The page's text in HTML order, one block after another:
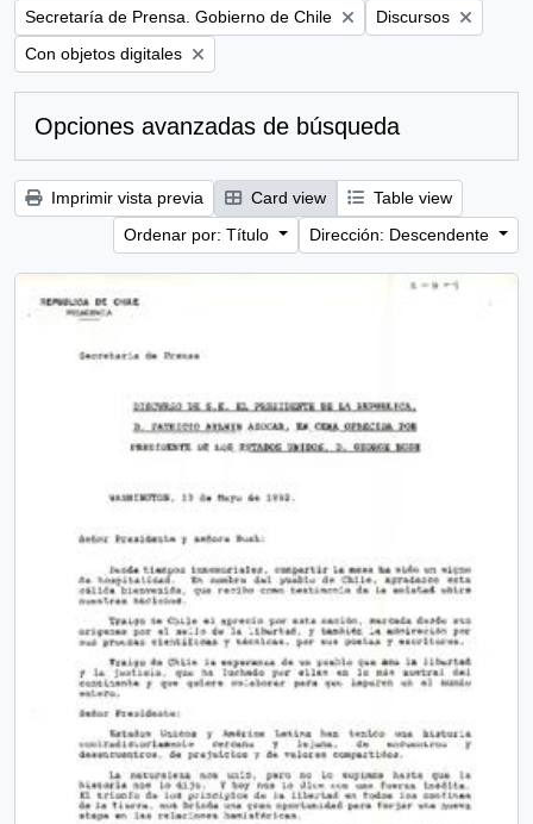
Remove filter:
Secretaría de Prensa. Gobierno de Chile Remove filter:
Discursos
Remove filter:
Con objetos digitales
Opciones avanzadas de búsqueda
Imprimir vista previa Card view
Table view
Ordenar por: Título
Dirección: Descendente